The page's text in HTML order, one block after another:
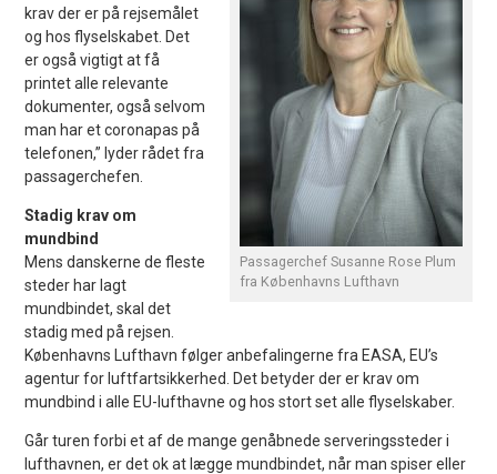
Passagerchef Susanne Rose Plum
fra Københavns Lufthavn
krav der er på rejsemålet
og hos flyselskabet. Det
er også vigtigt at få
printet alle relevante
dokumenter, også selvom
man har et coronapas på
telefonen,” lyder rådet fra
passagerchefen.
Stadig krav om
mundbind
Mens danskerne de fleste
steder har lagt
mundbindet, skal det
stadig med på rejsen.
Københavns Lufthavn følger anbefalingerne fra EASA, EU’s
agentur for luftfartsikkerhed. Det betyder der er krav om
mundbind i alle EU-lufthavne og hos stort set alle flyselskaber.
Går turen forbi et af de mange genåbnede serveringssteder i
lufthavnen, er det ok at lægge mundbindet, når man spiser eller